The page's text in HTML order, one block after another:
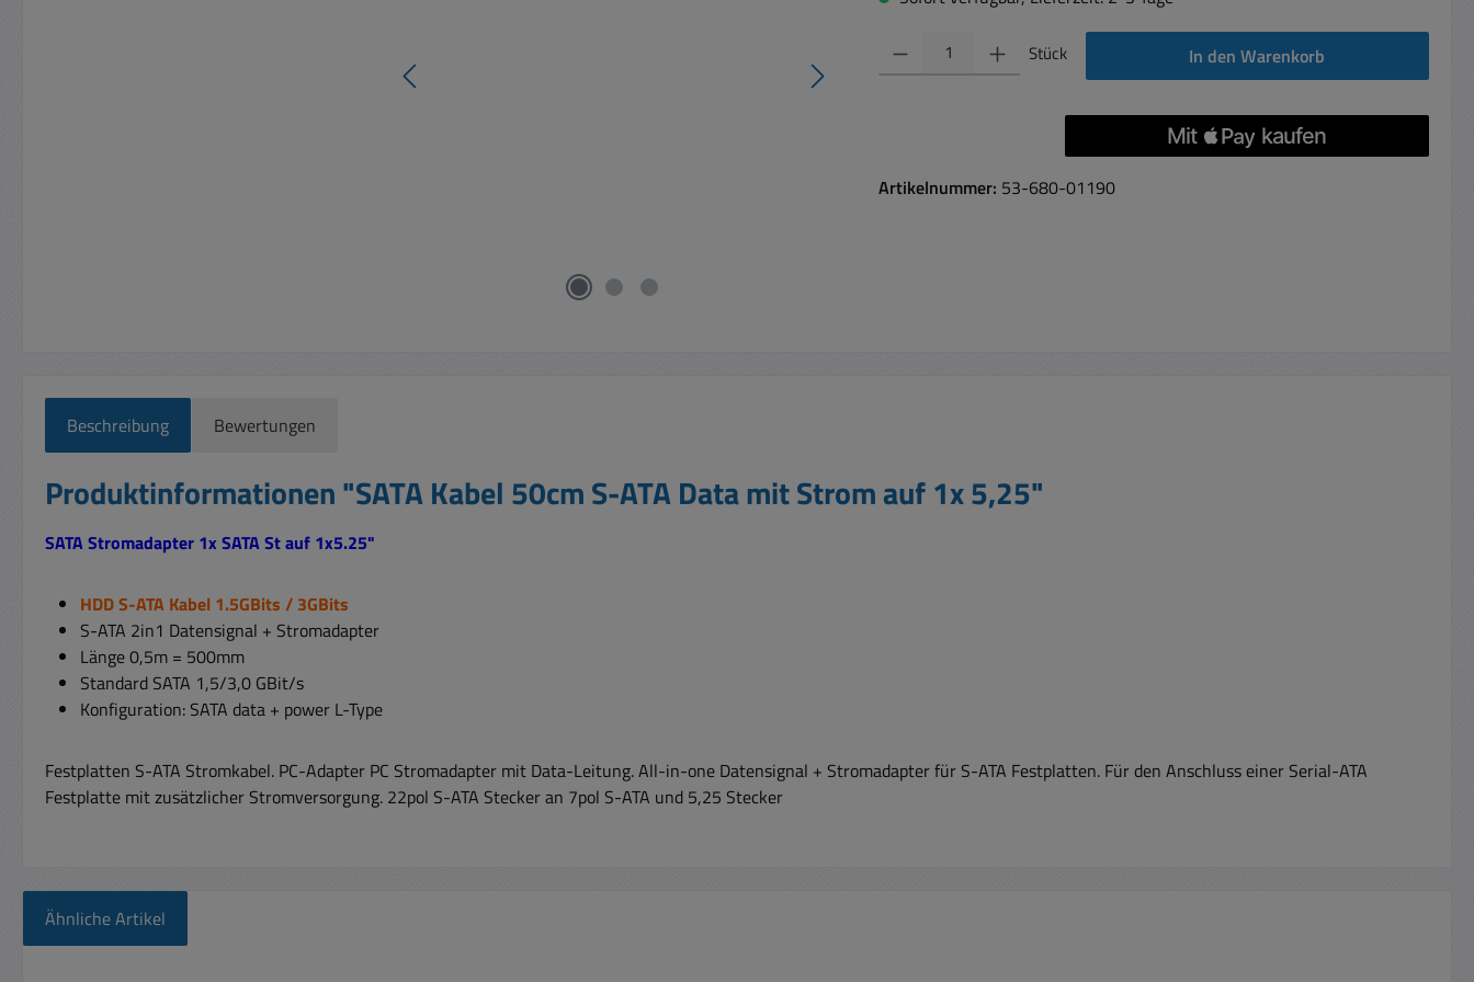
Produkt Anzahl: Gib den gewünschten Wert ein oder benutze die Schaltflächen um die
Stück In den Warenkorb
Artikelnummer: 53-680-01190
Beschreibung Bewertungen
Produktinformationen "SATA Kabel 50cm S-ATA Data mit Strom auf 1x 5,25"
SATA Stromadapter 1x SATA St auf 1x5.25"
HDD S-ATA Kabel 1.5GBits / 3GBits
S-ATA 2in1 Datensignal + Stromadapter
Länge 0,5m = 500mm
Standard SATA 1,5/3,0 GBit/s
Konfiguration: SATA data + power L-Type
Festplatten S-ATA Stromkabel. PC-Adapter PC Stromadapter mit Data-Leitung. All-in-one Datensignal + Stromadapter für S-ATA Festplatten. Für den Anschluss einer Serial-ATA
Festplatte mit zusätzlicher Stromversorgung. 22pol S-ATA Stecker an 7pol S-ATA und 5,25 Stecker
Ähnliche Artikel